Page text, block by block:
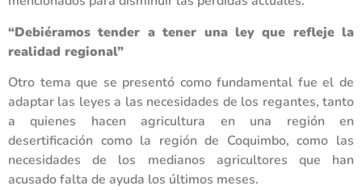
“Debiéramos tender a tener una ley que refleje la
realidad regional”
Otro tema que se presentó como fundamental fue el de
adaptar las leyes a las necesidades de los regantes, tanto
a quienes hacen agricultura en una región en
desertificación como la región de Coquimbo, como las
necesidades de los medianos agricultores que han
acusado falta de ayuda los últimos meses.